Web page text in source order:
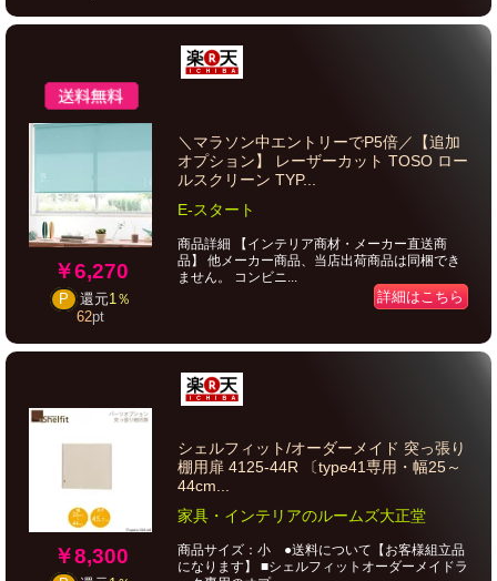
￥6,270
P 還元1％
62pt
＼マラソン中エントリーでP5倍／【追加
オプション】 レーザーカット TOSO ロー
ルスクリーン TYP...
E-スタート
商品詳細 【インテリア商材・メーカー直送商
品】 他メーカー商品、当店出荷商品は同梱でき
ません。 コンビニ...
詳細はこちら
￥8,300
シェルフィット/オーダーメイド 突っ張り
棚用扉 4125-44R 〔type41専用・幅25～
44cm...
家具・インテリアのルームズ大正堂
商品サイズ：小 ●送料について【お客様組立品
になります】 ■シェルフィットオーダーメイドラ